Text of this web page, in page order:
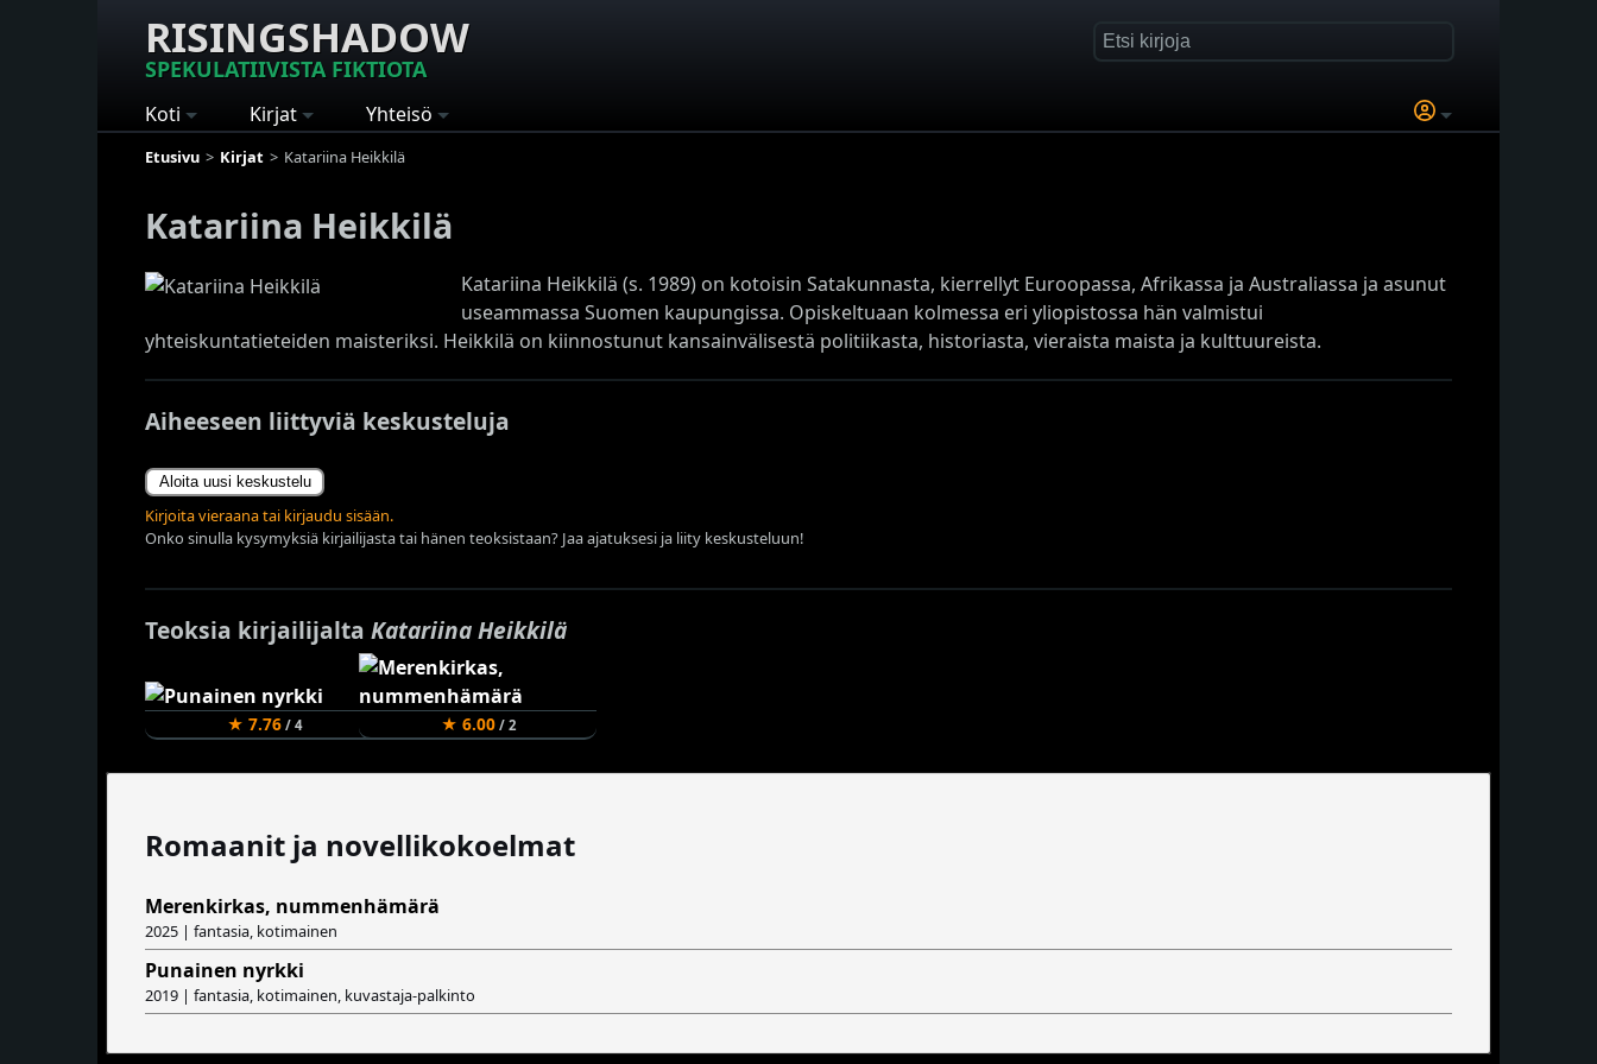
RISINGSHADOW
SPEKULATIIVISTA FIKTIOTA
Koti Kirjat Yhteisö
Etusivu Kirjat Katariina Heikkilä
Katariina Heikkilä
Katariina Heikkilä (s. 1989) on kotoisin Satakunnasta, kierrellyt Euroopassa, Afrikassa ja Australiassa ja asunut
useammassa Suomen kaupungissa. Opiskeltuaan kolmessa eri yliopistossa hän valmistui
yhteiskuntatieteiden maisteriksi. Heikkilä on kiinnostunut kansainvälisestä politiikasta, historiasta, vieraista maista ja kulttuureista.
Aiheeseen liittyviä keskusteluja
Aloita uusi keskustelu
Kirjoita vieraana tai kirjaudu sisään.
Onko sinulla kysymyksiä kirjailijasta tai hänen teoksistaan? Jaa ajatuksesi ja liity keskusteluun!
Teoksia kirjailijalta Katariina Heikkilä
★ 7.76/ 4 ★ 6.00/ 2
Romaanit ja novellikokoelmat
Merenkirkas, nummenhämärä
2025 | fantasia, kotimainen
Punainen nyrkki
2019 | fantasia, kotimainen, kuvastaja-palkinto